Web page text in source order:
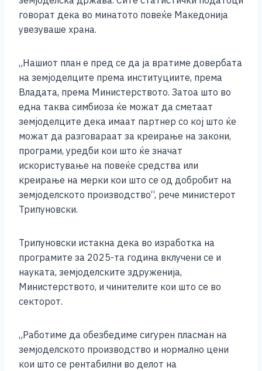
говорат дека во минатото повеќе Македонија
увезуваше храна.
„Нашиот план е пред се да ја вратиме довербата
на земјоделците према институциите, према
Владата, према Министерството. Затоа што во
една таква симбиоза ќе можат да сметаат
земјоделците дека имаат партнер со кој што ќе
можат да разговараат за креирање на закони,
програми, уредби кои што ќе значат
искористување на повеќе средства или
креирање на мерки кои што се од добробит на
земјоделското производство“, рече министерот
Трипуновски.
Трипуновски истакна дека во изработка на
програмите за 2025-та година вклучени се и
науката, земјоделските здруженија,
Министерството, и чинителите кои што се во
секторот.
„Работиме да обезбедиме сигурен пласман на
земјоделското производство и нормално цени
кои што се рентабилни во делот на